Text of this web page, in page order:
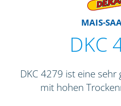
MAIS-
DKC
DKC 4279 ist eine
mit hohen